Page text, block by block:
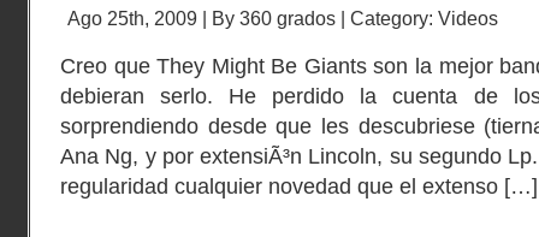
Ago 25th, 2009 | By 360 grados | Category: Videos
Creo que They Might Be Giants son la mejor
debieran serlo. He perdido la cuenta de
sorprendiendo desde que les descubriese
Ana Ng, y por extensiÃ³n Lincoln, su segundo
regularidad cualquier novedad que el extenso […]